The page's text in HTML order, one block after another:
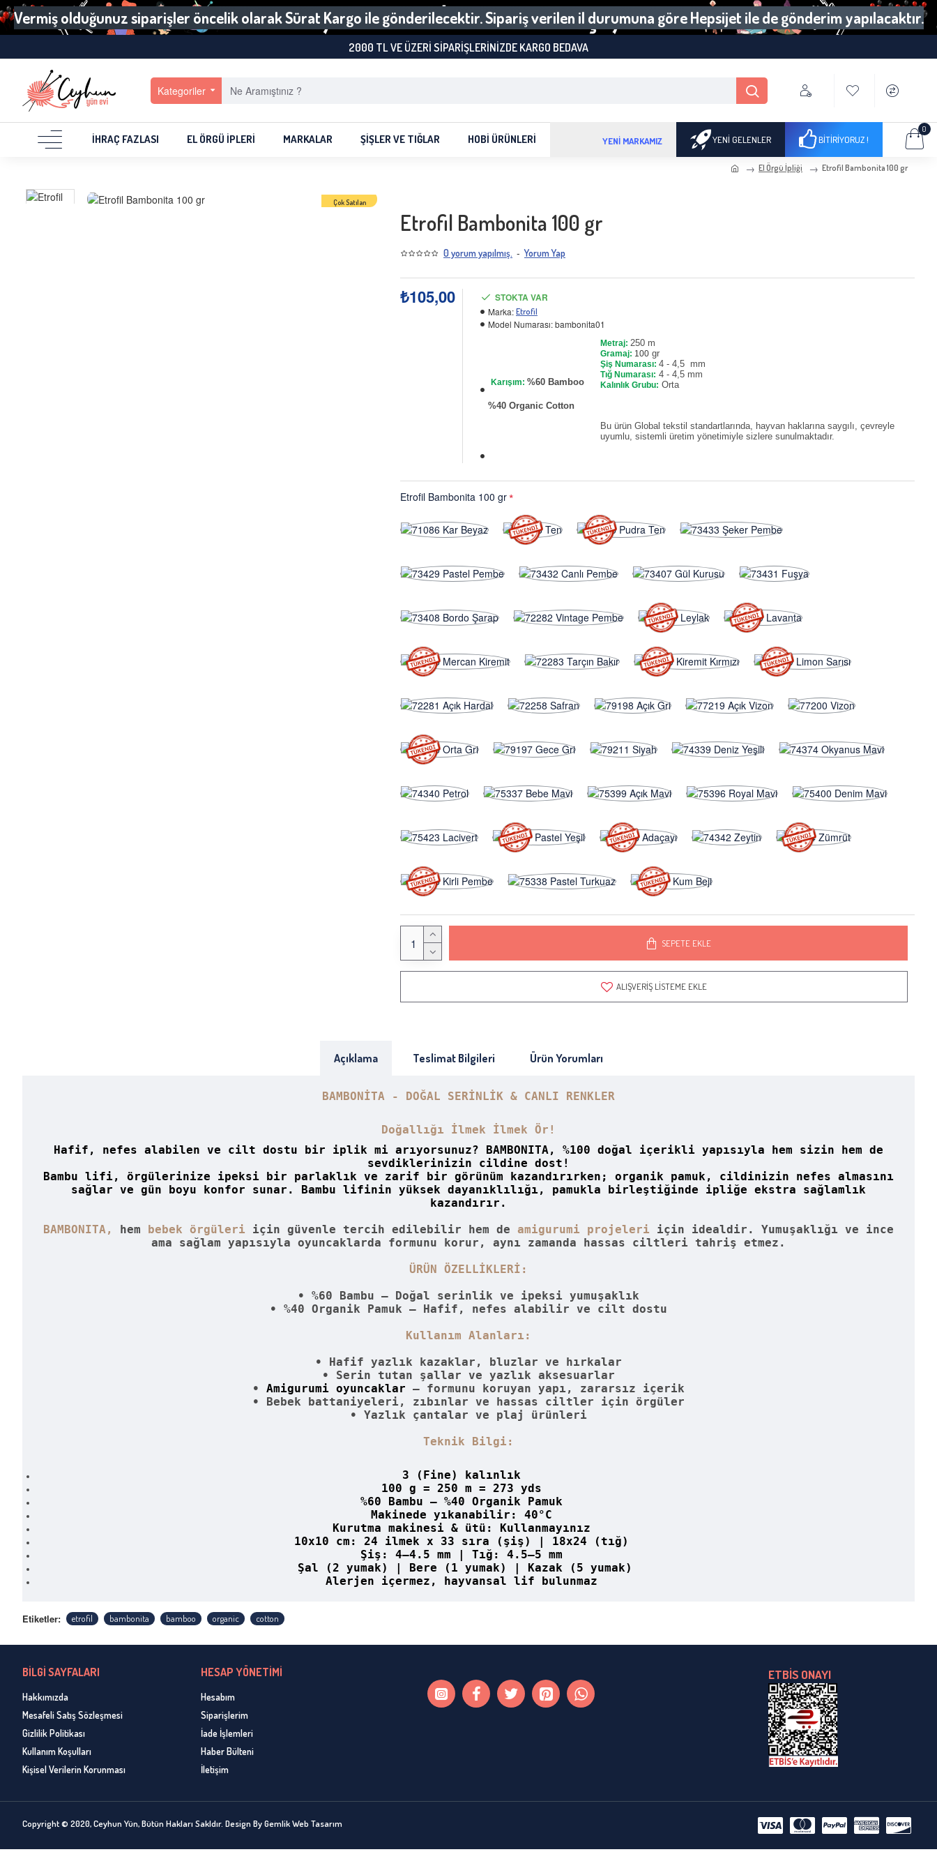
Vermiş olduğunuz siparişler öncelik olarak Sürat Kargo ile gönderilecektir. Sipariş verilen il durumuna göre Hepsijet ile de gönderim yapılacaktır.
2000 TL VE ÜZERI SIPARIŞLERINIZDE KARGO BEDAVA
Kategoriler
İHRAÇ FAZLASI EL ÖRGÜ İPLERI MARKALAR ŞIŞLER VE TIĞLAR HOBI ÜRÜNLERI YENİ MARKAMIZ YENI GELENLER BITIRIYORUZ !
0
El Örgü İpliği Etrofil Bambonita 100 gr
Çok Satılan
Etrofil Bambonita 100 gr
0 yorum yapılmış. - Yorum Yap
₺105,00 STOKTA VAR
Marka: Etrofil
Model Numarası:bambonita01
Karışım: %60 Bamboo
%40 Organic Cotton
Metraj: 250 m
Gramaj: 100gr
Şiş Numarası: 4 - 4,5mm
Tığ Numarası: 4 - 4,5 mm
Kalınlık Grubu: Orta
Bu ürün Global tekstil standartlarında, hayvan haklarına saygılı, çevreyle
uyumlu, sistemli üretim yönetimiyle sizlere sunulmaktadır.
Etrofil Bambonita 100 gr
SEPETE EKLE
ALIŞVERIŞ LISTEME EKLE
Açıklama Teslimat Bilgileri Ürün Yorumları
BAMBONİTA - DOĞAL SERİNLİK & CANLI RENKLER
Doğallığı İlmek İlmek Ör!
Hafif, nefes alabilen ve cilt dostu bir iplik mi arıyorsunuz? BAMBONITA, %100 doğal içerikli yapısıyla hem sizin hem de
sevdiklerinizin cildine dost!
Bambu lifi, örgülerinize ipeksi bir parlaklık ve zarif bir görünüm kazandırırken; organik pamuk, cildinizin nefes almasını
sağlar ve gün boyu konfor sunar. Bambu lifinin yüksek dayanıklılığı, pamukla birleştiğinde ipliğe ekstra sağlamlık
kazandırır.
BAMBONITA, hem bebek örgüleri için güvenle tercih edilebilir hem de amigurumi projeleri
için idealdir. Yumuşaklığı ve ince
ama sağlam yapısıyla oyuncaklarda formunu korur, aynı zamanda hassas ciltleri tahriş etmez.
ÜRÜN ÖZELLİKLERİ:
• %60 Bambu – Doğal serinlik ve ipeksi yumuşaklık
• %40 Organik Pamuk – Hafif, nefes alabilir ve cilt dostu
Kullanım Alanları:
• Hafif yazlık kazaklar, bluzlar ve hırkalar
• Serin tutan şallar ve yazlık aksesuarlar
• Amigurumi oyuncaklar – formunu koruyan yapı, zararsız içerik
• Bebek battaniyeleri, zıbınlar ve hassas ciltler için örgüler
• Yazlık çantalar ve plaj ürünleri
Teknik Bilgi:
3 (Fine) kalınlık
100 g = 250 m = 273 yds
%60 Bambu – %40 Organik Pamuk
Makinede yıkanabilir: 40°C
Kurutma makinesi & ütü: Kullanmayınız
10x10 cm: 24 ilmek x 33 sıra (şiş) | 18x24 (tığ)
Şiş: 4–4.5 mm | Tığ: 4.5–5 mm
Şal (2 yumak) | Bere (1 yumak) | Kazak (5 yumak)
Alerjen içermez, hayvansal lif bulunmaz
Etiketler: etrofil bambonita bamboo organic cotton
BİLGİ SAYFALARI
Hakkımızda
Mesafeli Satış Sözleşmesi
Gizlilik Politikası
Kullanım Koşulları
Kişisel Verilerin Korunması
HESAP YÖNETİMİ
Hesabım
Siparişlerim
İade İşlemleri
Haber Bülteni
İletişim
ETBİS ONAYI
Copyright © 2020, Ceyhun Yün, Bütün Hakları Sakldır. Design By Gemlik Web Tasarım